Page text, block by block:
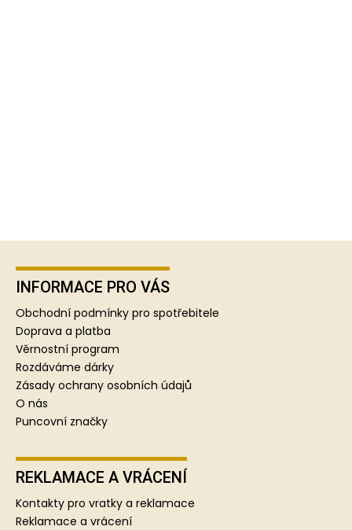
Z
INFORMACE PRO VÁS
Obchodní podmínky pro spotřebitele
Doprava a platba
Věrnostní program
Rozdáváme dárky
Zásady ochrany osobních údajů
O nás
Puncovní značky
REKLAMACE A VRÁCENÍ
Kontakty pro vratky a reklamace
Reklamace a vrácení